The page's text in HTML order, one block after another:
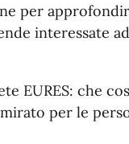
per
interessate
EURES: che
per le